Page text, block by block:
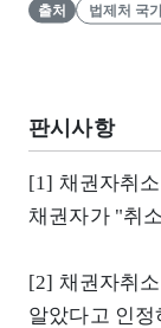
출처 법제처 국
판시사항
[1] 채권자취
채권자가 "취
[2] 채권자취
알았다고 인